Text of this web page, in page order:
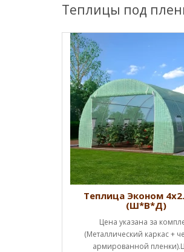
Теплицы под
Теплица Эконом
(Ш*В*Д)
Цена указана за
(Металлический каркас +
армированной